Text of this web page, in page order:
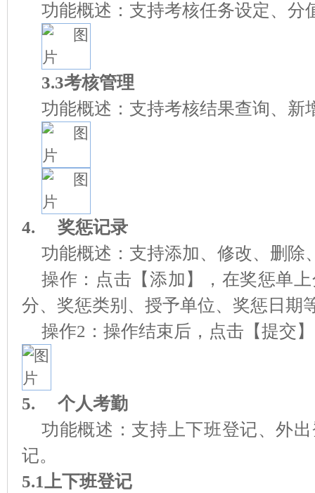
功能概述：支持考核任务设定、分
3.3考核管理
功能概述：支持考核结果查询、新
4.
奖惩记录
功能概述：支持添加、修改、删除
操作：点击【添加】，在奖惩单
分、奖惩类别、授予单位、奖惩日期
操作2：操作结束后，点击【提交
5.
个人考勤
功能概述：支持上下班登记、外
记。
5.1上下班登记